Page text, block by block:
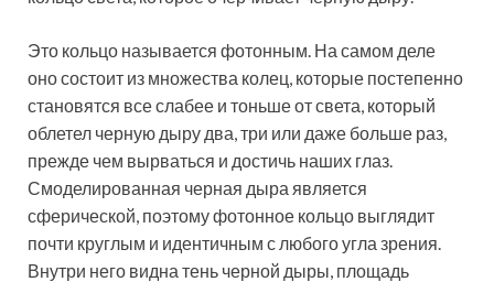
Это кольцо называется фотонным. На самом деле
оно состоит из множества колец, которые постепенно
становятся все слабее и тоньше от света, который
облетел черную дыру два, три или даже больше раз,
прежде чем вырваться и достичь наших глаз.
Смоделированная черная дыра является
сферической, поэтому фотонное кольцо выглядит
почти круглым и идентичным с любого угла зрения.
Внутри него видна тень черной дыры, площадь